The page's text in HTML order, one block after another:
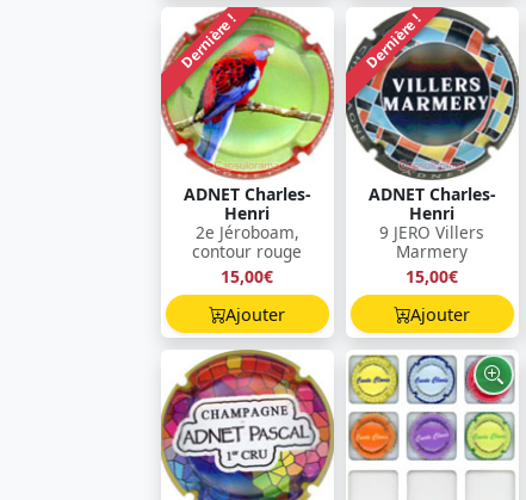
Dernière !
ADNET Charles-
Henri
2e Jéroboam,
contour rouge
15,00€
Ajouter
Dernière !
ADNET Charles-
Henri
9 JERO Villers
Marmery
15,00€
Ajouter